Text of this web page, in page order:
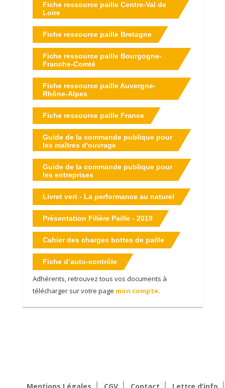
Fiche ressource paille Centre-Val de
Loire
Fiche ressource paille Bretagne
Fiche ressource paille Bourgogne-
Franche-Comté
Fiche ressource paille Auvergne-
Rhône-Alpes
Fiche ressource paille France
Guide de la commande publique pour
les maîtres d'ouvrage
Guide de la commande publique pour
les entreprises
Livret vert - La performance au naturel
Présentation Filière Paille - 2019
Cahier des charges bottes de paille
Fiche d’auto-contrôle
Adhérents, retrouvez tous vos documents à
télécharger sur votre page mon compte.
Mentions Légales CGV Contact Lettre d’info